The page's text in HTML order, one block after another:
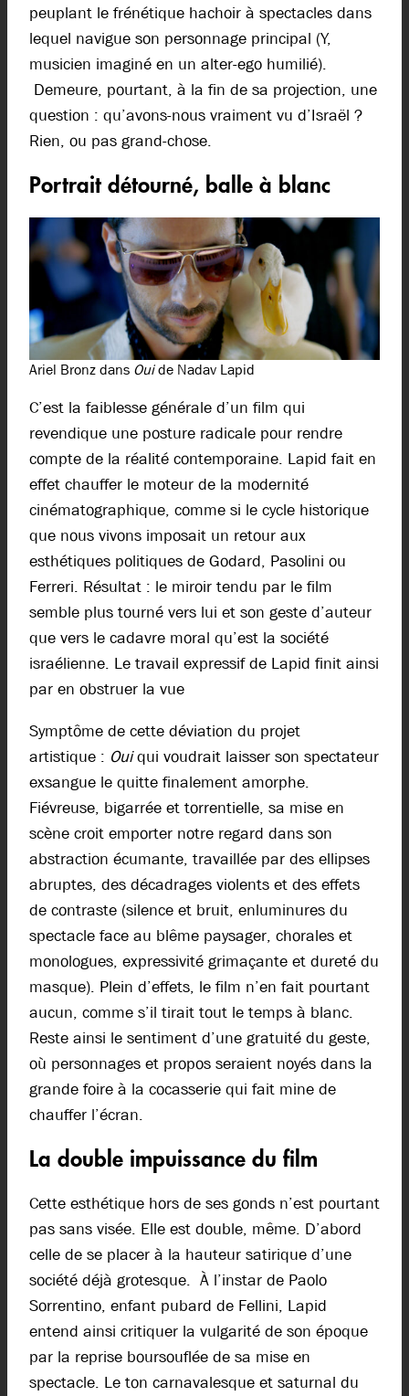
peuplant le frénétique hachoir à spectacles dans
lequel navigue son personnage principal (Y,
musicien imaginé en un alter-ego humilié).
Demeure, pourtant, à la fin de sa projection, une
question : qu’avons-nous vraiment vu d’Israël ?
Rien, ou pas grand-chose.
Portrait détourné, balle à blanc
Ariel Bronz dans Ouide Nadav Lapid
C’est la faiblesse générale d’un film qui
revendique une posture radicale pour rendre
compte de la réalité contemporaine. Lapid fait en
effet chauffer le moteur de la modernité
cinématographique, comme si le cycle historique
que nous vivons imposait un retour aux
esthétiques politiques de Godard, Pasolini ou
Ferreri. Résultat : le miroir tendu par le film
semble plus tourné vers lui et son geste d’auteur
que vers le cadavre moral qu’est la société
israélienne. Le travail expressif de Lapid finit ainsi
par en obstruer la vue
Symptôme de cette déviation du projet
artistique : Ouiqui voudrait laisser son spectateur
exsangue le quitte finalement amorphe.
Fiévreuse, bigarrée et torrentielle, sa mise en
scène croit emporter notre regard dans son
abstraction écumante, travaillée par des ellipses
abruptes, des décadrages violents et des effets
de contraste (silence et bruit, enluminures du
spectacle face au blême paysager, chorales et
monologues, expressivité grimaçante et dureté du
masque). Plein d’effets, le film n’en fait pourtant
aucun, comme s’il tirait tout le temps à blanc.
Reste ainsi le sentiment d’une gratuité du geste,
où personnages et propos seraient noyés dans la
grande foire à la cocasserie qui fait mine de
chauffer l’écran.
La double impuissance du film
Cette esthétique hors de ses gonds n’est pourtant
pas sans visée. Elle est double, même. D’abord
celle de se placer à la hauteur satirique d’une
société déjà grotesque. À l’instar de Paolo
Sorrentino, enfant pubard de Fellini, Lapid
entend ainsi critiquer la vulgarité de son époque
par la reprise boursouflée de sa mise en
spectacle. Le ton carnavalesque et saturnal du